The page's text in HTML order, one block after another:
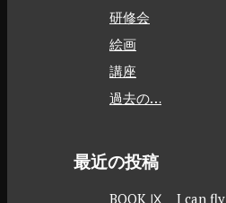
研修会
絵画
講座
過去の…
最近の投稿
BOOK Ⅸ I can fly